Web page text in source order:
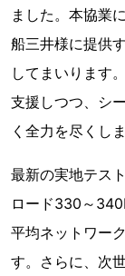
ました。本協業
船三井様に提供
してまいります
支援しつつ、シ
く全力を尽くし
最新の実地テス
ロード330～
平均ネットワー
す。さらに、次